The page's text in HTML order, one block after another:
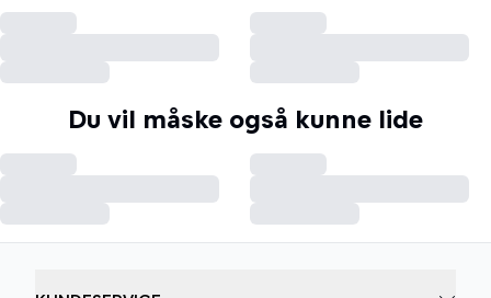
Du vil måske også kunne lide